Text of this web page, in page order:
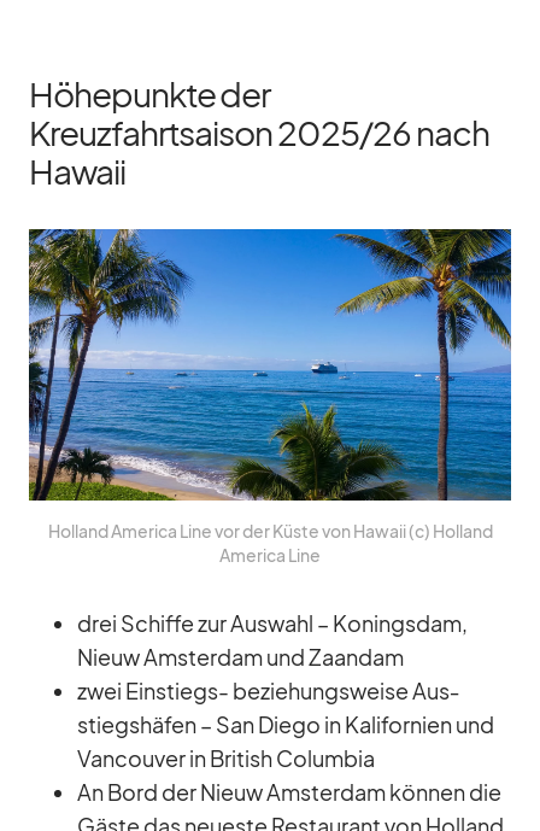
Höhepunkte der
Kreuzfahrtsaison 2025/​26 nach
Hawaii
Hol­land Ame­rica Line vor der Küste von Ha­waii (c) Hol­land
Ame­rica Line
drei Schiffe zur Aus­wahl – Ko­nings­dam,
Nieuw Ams­ter­dam und Za­an­dam
zwei Ein­stiegs- be­zie­hungs­weise Aus­
stiegs­hä­fen – San Diego in Ka­li­for­nien und
Van­cou­ver in Bri­tish Co­lum­bia
An Bord der Nieuw Ams­ter­dam kön­nen die
Gäste das neu­este Re­stau­rant von Hol­land